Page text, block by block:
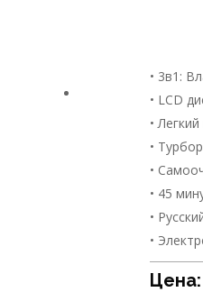
• 3в1:
• LCD
•
•
•
• 45
•
•
Цена: